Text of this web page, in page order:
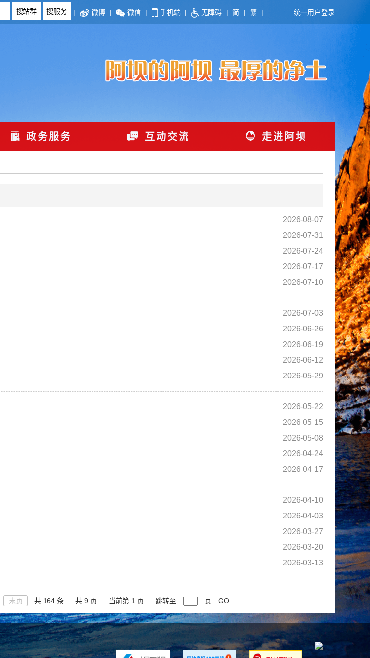
| 微博 | 微信 | 手机端 | 无障碍 | 简 | 繁 | 统一用户登录
政务服务 互动交流 走进阿坝
2026-08-07
2026-07-31
2026-07-24
2026-07-17
2026-07-10
2026-07-03
2026-06-26
2026-06-19
2026-06-12
2026-05-29
2026-05-22
2026-05-15
2026-05-08
2026-04-24
2026-04-17
2026-04-10
2026-04-03
2026-03-27
2026-03-20
2026-03-13
末页 共 164 条 共 9 页 当前第 1 页 跳转至 页 GO